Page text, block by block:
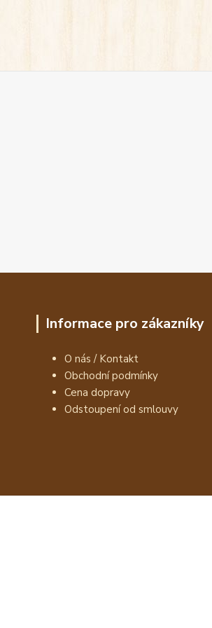
Informace pro zákazníky
O nás / Kontakt
Obchodní podmínky
Cena dopravy
Odstoupení od smlouvy